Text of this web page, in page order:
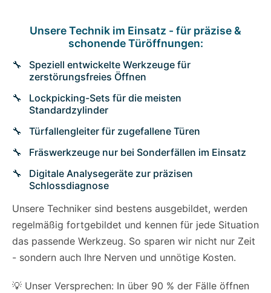
Unsere Technik im Einsatz - für präzise &
schonende Türöffnungen:
Speziell entwickelte Werkzeuge für
zerstörungsfreies Öffnen
Lockpicking-Sets für die meisten
Standardzylinder
Türfallengleiter für zugefallene Türen
Fräswerkzeuge nur bei Sonderfällen im Einsatz
Digitale Analysegeräte zur präzisen
Schlossdiagnose
Unsere Techniker sind bestens ausgebildet, werden
regelmäßig fortgebildet und kennen für jede Situation
das passende Werkzeug. So sparen wir nicht nur Zeit
- sondern auch Ihre Nerven und unnötige Kosten.
💡 Unser Versprechen: In über 90 % der Fälle öffnen